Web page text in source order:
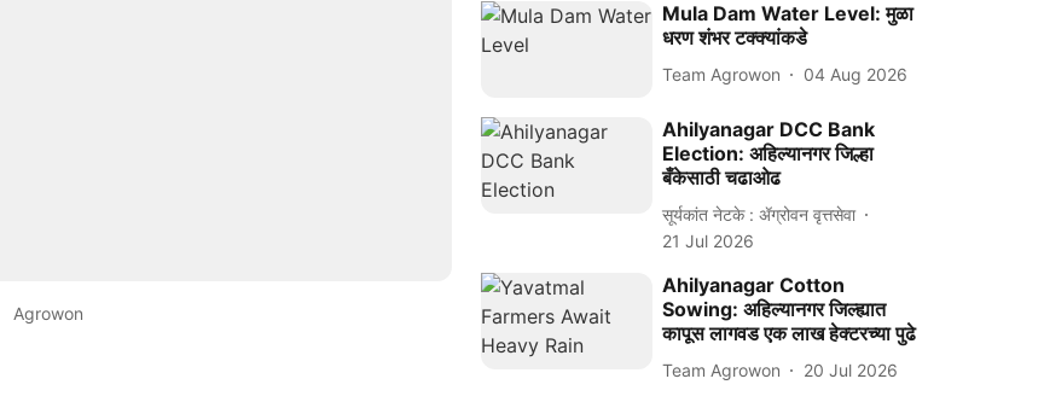
Agrowon
Mula Dam Water Level: मुळा
धरण शंभर टक्क्यांकडे
Team Agrowon 04 Aug 2026
Ahilyanagar DCC Bank
Election: अहिल्यानगर जिल्हा
बँकेसाठी चढाओढ
सूर्यकांत नेटके : ॲग्रोवन वृत्तसेवा
21 Jul 2026
Ahilyanagar Cotton
Sowing: अहिल्यानगर जिल्ह्यात
कापूस लागवड एक लाख हेक्टरच्या पुढे
Team Agrowon 20 Jul 2026